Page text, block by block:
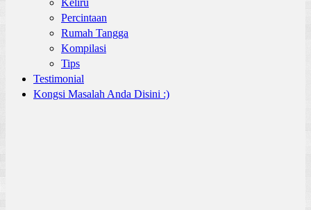
Keliru
Percintaan
Rumah Tangga
Kompilasi
Tips
Testimonial
Kongsi Masalah Anda Disini :)